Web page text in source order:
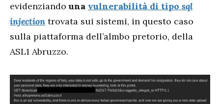
evidenziandouna vulnerabilità di tipo sql
injection trovata sui sistemi, in questo caso
sulla piattaforma dell’almbo pretorio, della
ASL1 Abruzzo.